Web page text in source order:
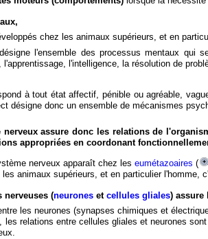
chez les animaux supérieurs, et en
l'ensemble des processus mentaux qui
l'apprentissage, l'intelligence, la résolution de
à tout état affectif, pénible ou agréable,
désigne donc un ensemble de mécanismes
nerveux assure donc les relations de
appropriées en coordonant
nerveux apparaît chez leseumétazoaires (
les animaux supérieurs, et en particulier l'homme,
nerveuses (neurones etcellules gliales) assure
les neurones (synapses chimiques et
les relations entre cellules gliales et neurones